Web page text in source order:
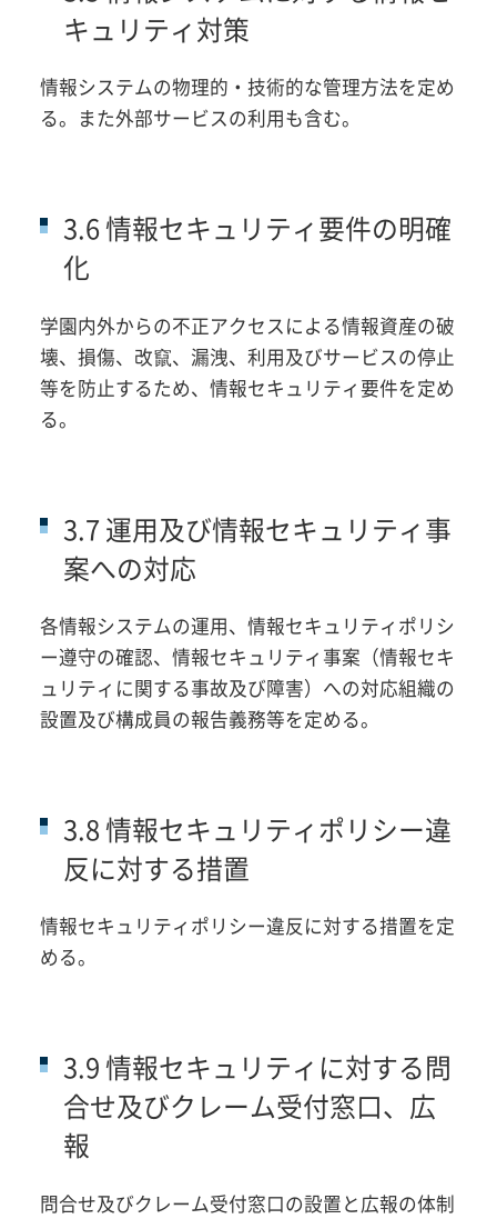
キュリティ対策
情報システムの物理的・技術的な管理方法を定め
る。また外部サービスの利用も含む。
3.6 情報セキュリティ要件の明確
化
学園内外からの不正アクセスによる情報資産の破
壊、損傷、改竄、漏洩、利用及びサービスの停止
等を防止するため、情報セキュリティ要件を定め
る。
3.7 運用及び情報セキュリティ事
案への対応
各情報システムの運用、情報セキュリティポリシ
ー遵守の確認、情報セキュリティ事案（情報セキ
ュリティに関する事故及び障害）への対応組織の
設置及び構成員の報告義務等を定める。
3.8 情報セキュリティポリシー違
反に対する措置
情報セキュリティポリシー違反に対する措置を定
める。
3.9 情報セキュリティに対する問
合せ及びクレーム受付窓口、広
報
問合せ及びクレーム受付窓口の設置と広報の体制